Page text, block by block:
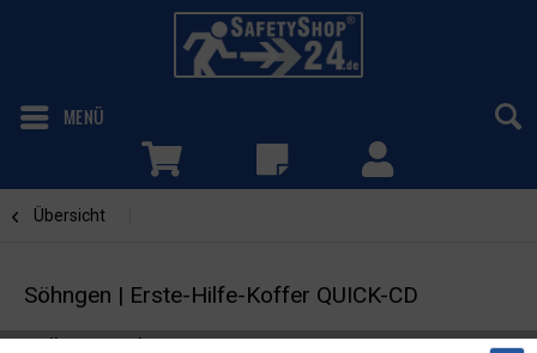
MENÜ
Übersicht
Söhngen | Erste-Hilfe-Koffer QUICK-CD
Füllung nach DIN 13157